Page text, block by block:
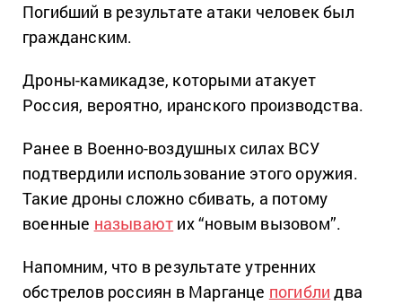
Погибший в результате атаки человек был
гражданским.
Дроны-камикадзе, которыми атакует
Россия, вероятно, иранского производства.
Ранее в Военно-воздушных силах ВСУ
подтвердили использование этого оружия.
Такие дроны сложно сбивать, а потому
военные называют их “новым вызовом”.
Напомним, что в результате утренних
обстрелов россиян в Марганце погибли два